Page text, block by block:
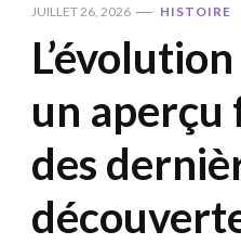
JUILLET 26, 2026 HISTOIRE
un aperçu
des